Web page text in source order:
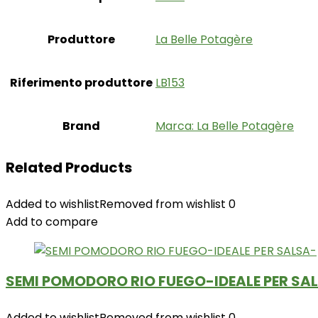
Produttore ‎La Belle Potagère
Riferimento produttore ‎LB153
Brand Marca: La Belle Potagère
Related Products
Added to wishlistRemoved from wishlist 0
Add to compare
SEMI POMODORO RIO FUEGO-IDEALE PER